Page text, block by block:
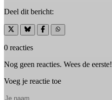
Deel dit bericht:
0 reacties
Nog geen reacties. Wees de eerste!
Voeg je reactie toe